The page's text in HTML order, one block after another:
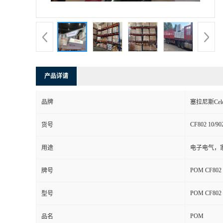
产品详请
品牌 塞拉尼斯
货号 CF802 10/
用途 电子电气，
牌号 POM CF802
型号 POM CF802
品名 POM